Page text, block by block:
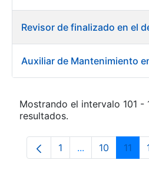
Mostrando el intervalo 101 -
resultados.
Página
1 ...PáginasPágina
10 11